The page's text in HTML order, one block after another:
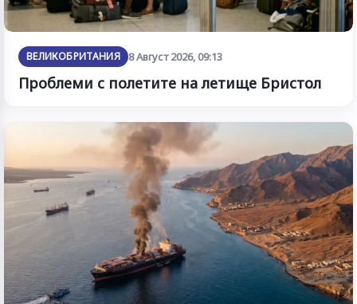
ВЕЛИКОБРИТАНИЯ 8 Август 2026, 09:13
Проблеми с полетите на летище Бристол